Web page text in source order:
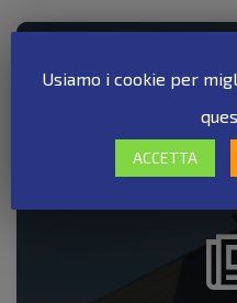
Usiamo i cookie per
ACCETTA